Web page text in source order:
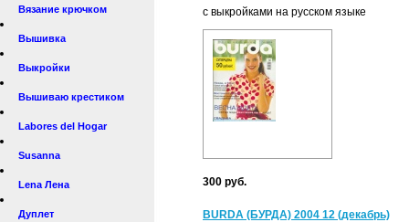
Вязание крючком
Вышивка
Выкройки
Вышиваю крестиком
Labores del Hogar
Susanna
Lena Лена
Дуплет
с выкройками на русском языке
300 руб.
BURDA (БУРДА) 2004 12 (декабрь)